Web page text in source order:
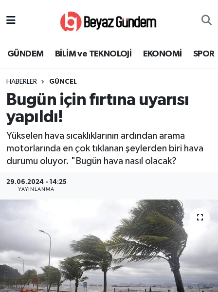
GÜNDEM BİLİM ve TEKNOLOJİ EKONOMİ SPOR
HABERLER GÜNCEL
Bugün için fırtına uyarısı
yapıldı!
Yükselen hava sıcaklıklarının ardından arama
motorlarında en çok tıklanan şeylerden biri hava
durumu oluyor. "Bugün hava nasıl olacak?
29.06.2024 - 14:25
YAYINLANMA
EKONOMİ
SPOR
SAĞLIK
EĞİTİM
KÜLTÜR SANAT
YEREL
Süper Lig Puan Durumu ve Fikstür
Tüm Manşetler
Son Dakika Haberleri
Haber Arşivi